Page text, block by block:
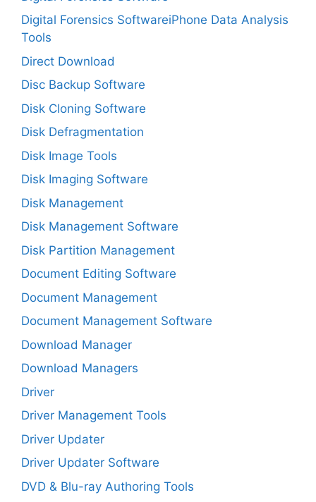
Digital Forensics SoftwareiPhone Data Analysis
Tools
Direct Download
Disc Backup Software
Disk Cloning Software
Disk Defragmentation
Disk Image Tools
Disk Imaging Software
Disk Management
Disk Management Software
Disk Partition Management
Document Editing Software
Document Management
Document Management Software
Download Manager
Download Managers
Driver
Driver Management Tools
Driver Updater
Driver Updater Software
DVD & Blu-ray Authoring Tools